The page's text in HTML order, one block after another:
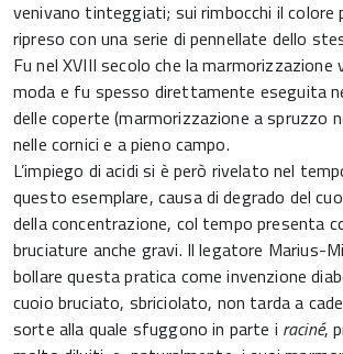
venivano tinteggiati; sui rimbocchi il colore
ripreso con una serie di pennellate dello
Fu nel XVIII secolo che la marmorizzazione
moda e fu spesso direttamente eseguita
delle coperte (marmorizzazione a spruzzo
nelle cornici e a pieno campo.
L’impiego di acidi si è però rivelato nel
questo esemplare, causa di degrado del
della concentrazione, col tempo presenta
bruciature anche gravi. Il legatore Marius-
bollare questa pratica come invenzione
cuoio bruciato, sbriciolato, non tarda a
sorte alla quale sfuggono in parte i raciné,